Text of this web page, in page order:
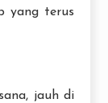
yang terus
jauh di